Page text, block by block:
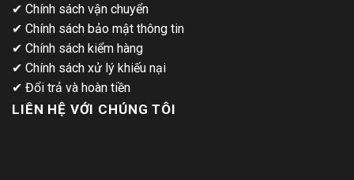
✔ Chính sách vận chuyển
✔ Chính sách bảo mật thông tin
✔ Chính sách kiểm hàng
✔ Chính sách xử lý khiếu nại
✔ Đổi trả và hoàn tiền
LIÊN HỆ VỚI CHÚNG TÔI